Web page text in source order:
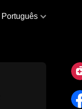
Português